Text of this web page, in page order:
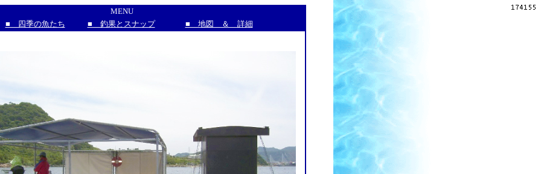
MENU
■ 四季の魚たち ■ 釣果とスナップ ■ 地図 ＆ 詳細